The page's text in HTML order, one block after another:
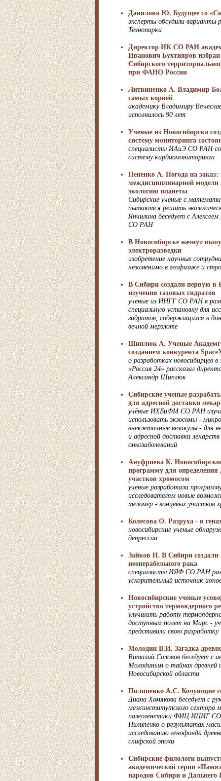
Данилова Ю. Будущее со
эксперты обсудили варианты
Технопарка
Директор ИК СО РАН
Иванович Бухтияров избран
Сибирского
при ФАНО России
Литвиненко А. Владимир
самых корней
академику Владимиру
исполнилось 90 лет
Ученые из Новосибирска
систему мониторинга
специалисты ИАиЭ СО РАН
систему кардиомониторинга
Пененко А. Погода на заказ:
междисциплинарной модели
экологию планеты
Сибирские ученые с
пытаются решить
Янчилина беседует с
СО РАН
В Новосибирске начнут
электроразведки
изобретение научных
незаменимо в геофизике и
В Сибири создали первую в
изучения газовых гидратов
ученые из ИНГГ СО РАН в
специальную установку для
гидратов, содержащихся в
вечной мерзлоте
Шиплюк А. Ученые
созданием конкурента
о разработках новосибирцев
«Россия 24» рассказал
Александр Шиплюк
Сибирские ученые
для адресной доставки
учёные ИХБиФМ СО РАН
использовать экзосомы -
внеклеточные везикулы - для
и адресной доставки
онкозаболеваний
Ануфриева К.
программу для
участков хромосом
ученые разработали
исследователям новые
теломер - концевых участков
Колесова О. Разруха - в
новосибирские ученые
депрессии
Зайков Н. В Сибири создали
неоперабельного рака
специалисты ИЯФ СО РАН
ускорительный источник
Новосибирские ученые
устройство термоядерного
улучшить работу
доступным полет на Марс -
представили свою разработку
Молодин В.И. Загадка
Виталий Соловов беседует с
Молодиным о тайнах древней
Новосибирской области
Пилипенко А.С. Кочующие
Диана Хомякова беседует с
межинститутского сектора
палеогенетики ФИЦ ИЦИГ СО
Пилипенко о результатах
исследованию генофонда
скифской эпохи
Сибирские филологи
академической серии
народов Сибири и Дальнего